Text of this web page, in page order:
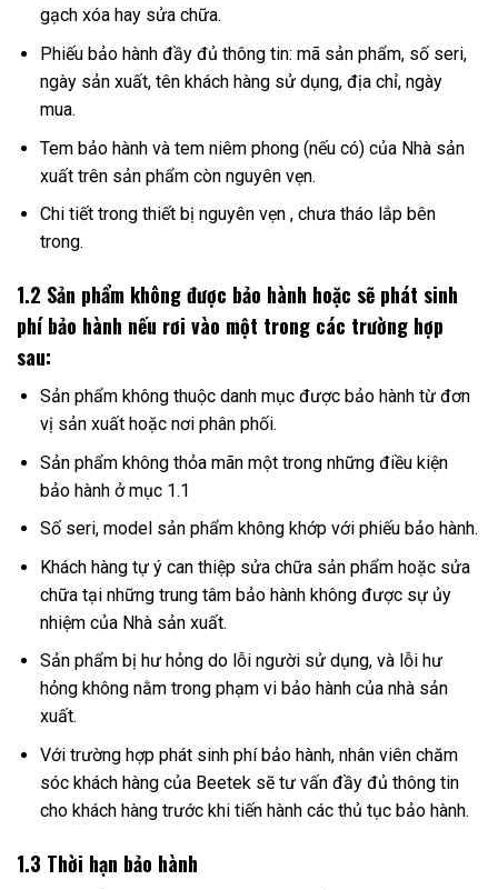
gạch xóa hay sửa chữa.
Phiếu bảo hành đầy đủ thông tin: mã sản phẩm, số seri,
ngày sản xuất, tên khách hàng sử dụng, địa chỉ, ngày
mua.
Tem bảo hành và tem niêm phong (nếu có) của Nhà sản
xuất trên sản phẩm còn nguyên vẹn.
Chi tiết trong thiết bị nguyên vẹn , chưa tháo lắp bên
trong.
1.2 Sản phẩm không được bảo hành hoặc sẽ phát sinh
phí bảo hành nếu rơi vào một trong các trường hợp
sau:
Sản phẩm không thuộc danh mục được bảo hành từ đơn
vị sản xuất hoặc nơi phân phối.
Sản phẩm không thỏa mãn một trong những điều kiện
bảo hành ở mục 1.1
Số seri, model sản phẩm không khớp với phiếu bảo hành.
Khách hàng tự ý can thiệp sửa chữa sản phẩm hoặc sửa
chữa tại những trung tâm bảo hành không được sự ủy
nhiệm của Nhà sản xuất.
Sản phẩm bị hư hỏng do lỗi người sử dụng, và lỗi hư
hỏng không nằm trong phạm vi bảo hành của nhà sản
xuất.
Với trường hợp phát sinh phí bảo hành, nhân viên chăm
sóc khách hàng của Beetek sẽ tư vấn đầy đủ thông tin
cho khách hàng trước khi tiến hành các thủ tục bảo hành.
1.3 Thời hạn bảo hành